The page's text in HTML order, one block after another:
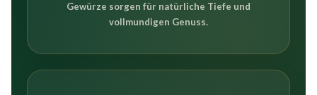
Gewürze sorgen für natürliche Tiefe und
vollmundigen Genuss.